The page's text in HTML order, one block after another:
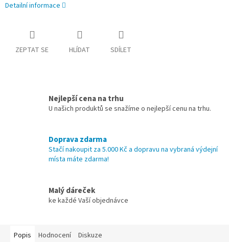
Detailní informace
ZEPTAT SE HLÍDAT SDÍLET
Nejlepší cena na trhu
U našich produktů se snažíme o nejlepší cenu na trhu.
Doprava zdarma
Stačí nakoupit za 5.000 Kč a dopravu na vybraná výdejní
místa máte zdarma!
Malý dáreček
ke každé Vaší objednávce
Popis Hodnocení Diskuze